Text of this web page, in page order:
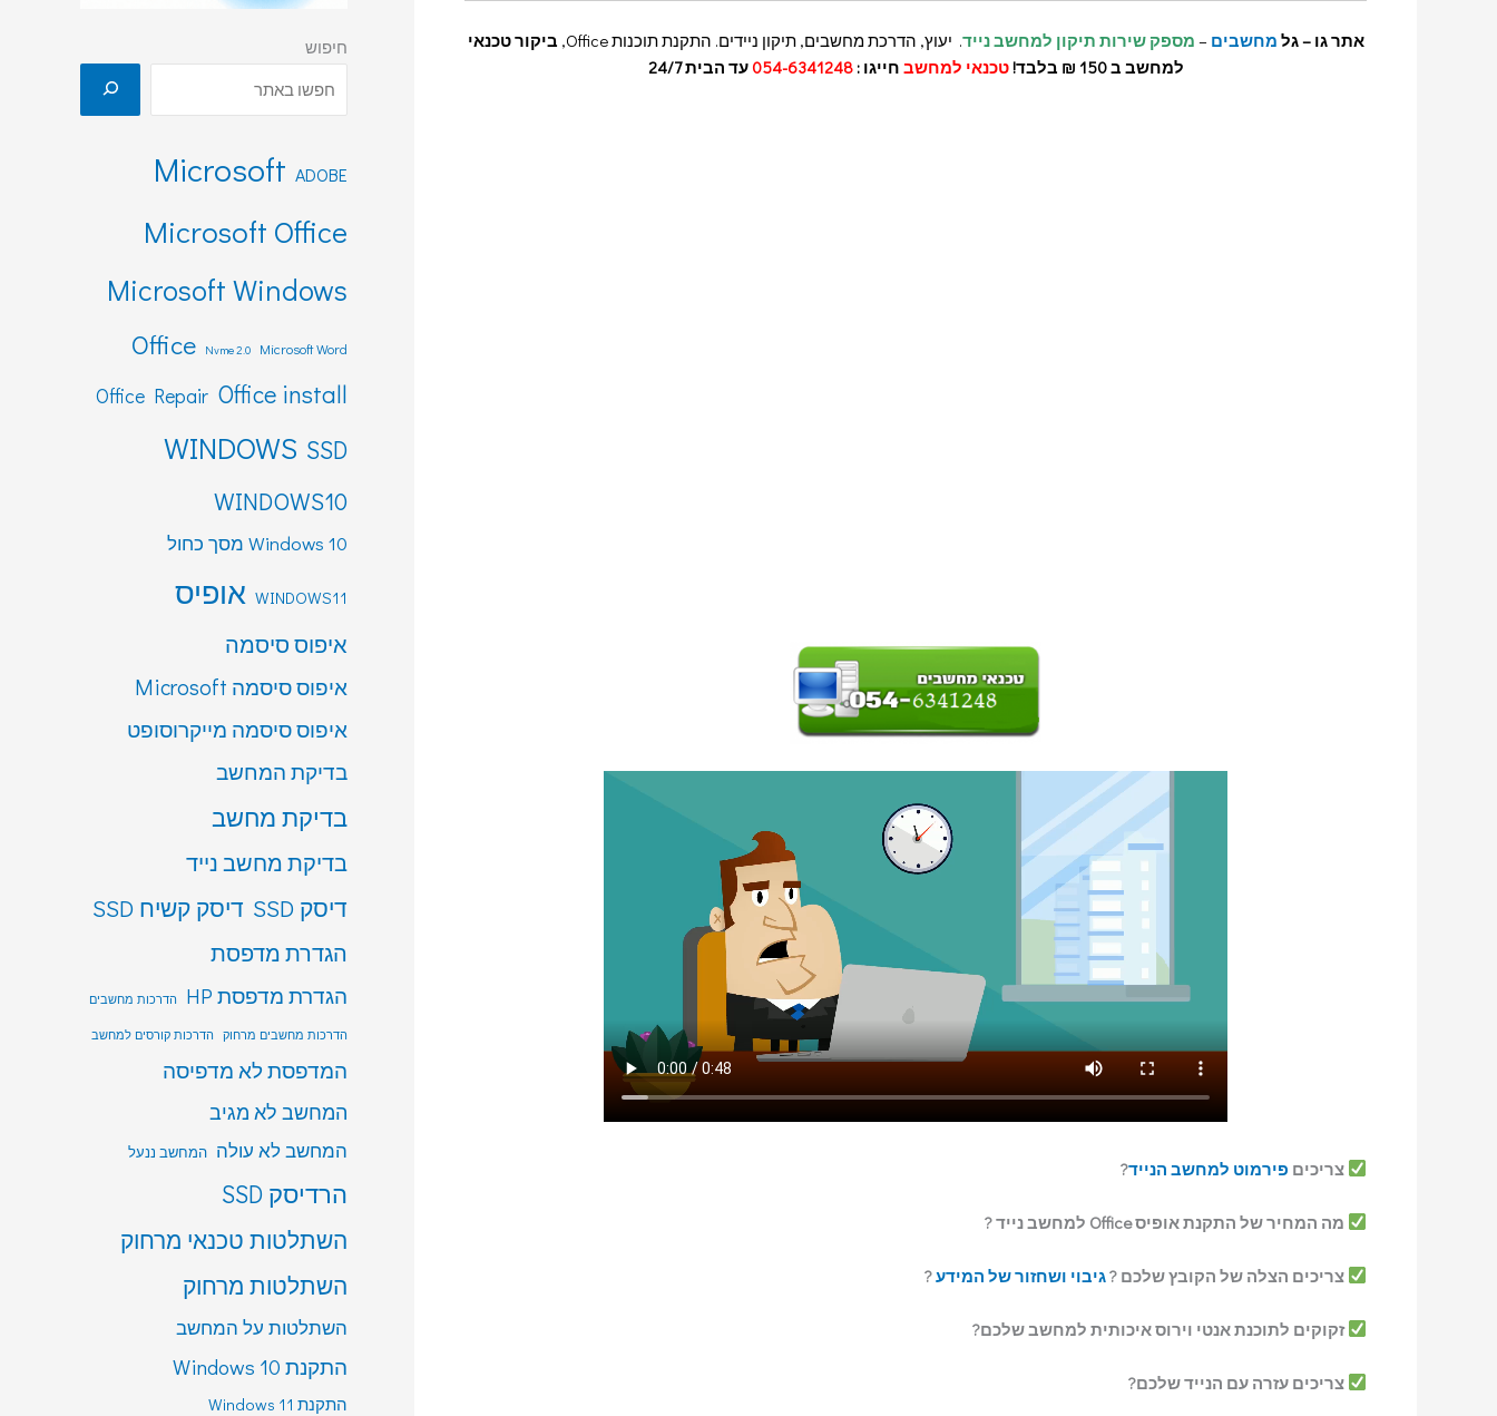
אתר גו – גל מחשבים – מספק שירות תיקון למחשב נייד. יעוץ, הדרכת מחשבים, תיקון ניידים. התקנת תוכנות Office,
ביקור טכנאי
למחשב ב 150 ₪ בלבד!
טכנאי למחשב חייגו :054-6341248 עד הבית 24/7
צריכים פירמוט למחשב הנייד?
מה המחיר של התקנת אופיס Office למחשב נייד ?
צריכים הצלה של הקובץ שלכם ?גיבוי ושחזור של המידע?
זקוקים לתוכנת אנטי וירוס איכותית למחשב שלכם?
צריכים עזרה עם הנייד שלכם?
חיפוש
ADOBE
Microsoft
Microsoft Office
Microsoft Windows
Microsoft Word
Nvme 2.0
Office
Office install
Office Repair
SSD
WINDOWS
WINDOWS10
Windows 10 מסך כחול
WINDOWS11 אופיס
איפוס סיסמה
איפוס סיסמה Microsoft
איפוס סיסמה מייקרוסופט
בדיקת המחשב
בדיקת מחשב
בדיקת מחשב נייד
דיסק SSD דיסק קשיח SSD
הגדרת מדפסת
הגדרת מדפסת HP הדרכות מחשבים
הדרכות מחשבים מרחוק הדרכות קורסים למחשב
המדפסת לא מדפיסה
המחשב לא מגיב
המחשב לא עולה המחשב ננעל
הרדיסק SSD
השתלטות טכנאי מרחוק
השתלטות מרחוק
השתלטות על המחשב
התקנת Windows 10
התקנת Windows 11